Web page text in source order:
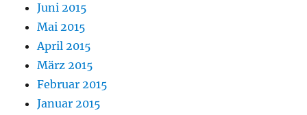
Juni 2015
Mai 2015
April 2015
März 2015
Februar 2015
Januar 2015